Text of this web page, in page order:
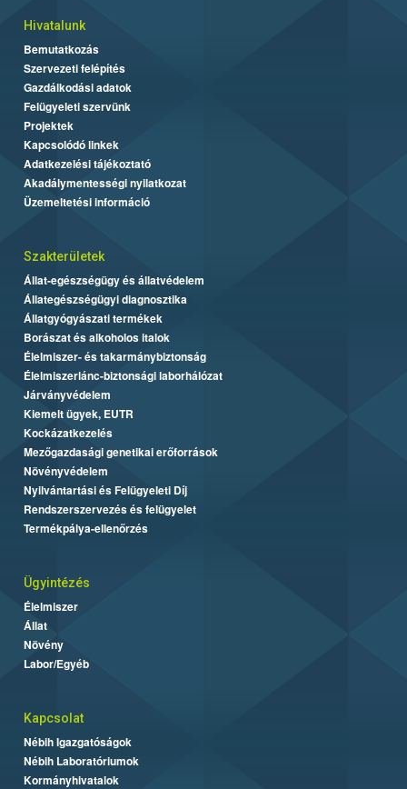
Hivatalunk
Bemutatkozás
Szervezeti felépítés
Gazdálkodási adatok
Felügyeleti szervünk
Projektek
Kapcsolódó linkek
Adatkezelési tájékoztató
Akadálymentességi nyilatkozat
Üzemeltetési információ
Szakterületek
Állat-egészségügy és állatvédelem
Állategészségügyi diagnosztika
Állatgyógyászati termékek
Borászat és alkoholos italok
Élelmiszer- és takarmánybiztonság
Élelmiszerlánc-biztonsági laborhálózat
Járványvédelem
Kiemelt ügyek, EUTR
Kockázatkezelés
Mezőgazdasági genetikai erőforrások
Növényvédelem
Nyilvántartási és Felügyeleti Díj
Rendszerszervezés és felügyelet
Termékpálya-ellenőrzés
Ügyintézés
Élelmiszer
Állat
Növény
Labor/Egyéb
Kapcsolat
Nébih Igazgatóságok
Nébih Laboratóriumok
Kormányhivatalok